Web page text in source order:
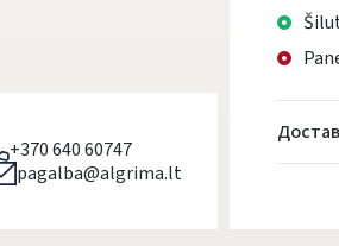
+370 640 60747
pagalba@algrima.lt